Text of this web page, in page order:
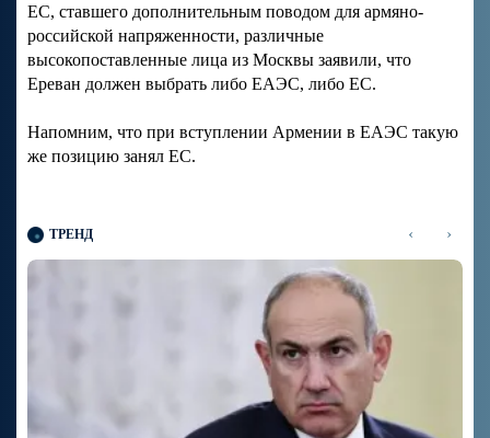
ЕС, ставшего дополнительным поводом для армяно-
российской напряженности, различные
высокопоставленные лица из Москвы заявили, что
Ереван должен выбрать либо ЕАЭС, либо ЕС.
Напомним, что при вступлении Армении в ЕАЭС такую
же позицию занял ЕС.
ТРЕНД ‹ ›